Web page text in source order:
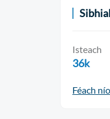
Isteach
36k
Féach